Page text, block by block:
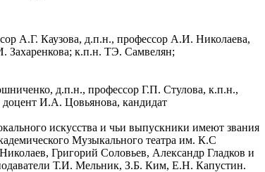
А.Г. Каузова, д.п.н., профессор А.И. Николаева,
к.п.н. ТЭ. Самвелян;
д.п.н., профессор Г.П. Стулова, к.п.н.,
И.А. Цовьянова, кандидат
искусства и чьи выпускники имеют звания
Музыкального театра им. К.C
Григорий Соловьев, Александр Гладков и
Т.И. Мельник, З.Б. Ким, Е.Н. Капустин.